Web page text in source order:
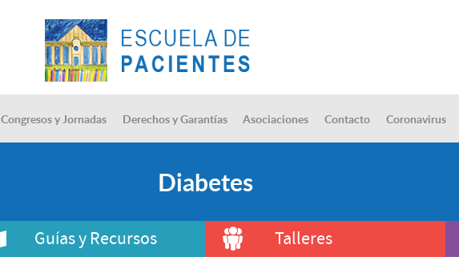
Congresos y Jornadas Derechos y Garantías Asociaciones Contacto Coronavirus
Diabetes
Guías y Recursos Talleres